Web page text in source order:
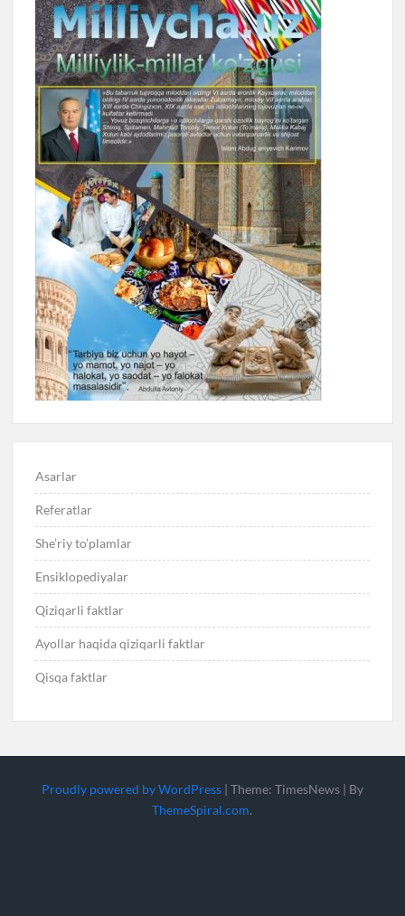
Asarlar
Referatlar
She’riy to’plamlar
Ensiklopediyalar
Qiziqarli faktlar
Ayollar haqida qiziqarli faktlar
Qisqa faktlar
Proudly powered by WordPress | Theme: TimesNews | By
ThemeSpiral.com.